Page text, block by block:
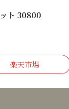
ト 30800
楽天市場